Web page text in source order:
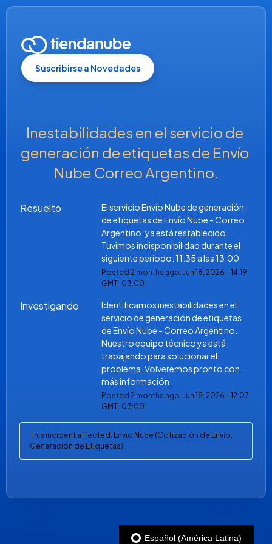
Suscribirse a Novedades
Inestabilidades en el servicio de
generación de etiquetas de Envío
Nube Correo Argentino.
Resuelto
El servicio Envío Nube de generación
de etiquetas de Envío Nube - Correo
Argentino. ya está restablecido.
Tuvimos indisponibilidad durante el
siguiente período: 11:35 a las 13:00
Posted 2months ago. Jun 18, 2026 - 14:19
GMT-03:00
Investigando
Identificamos inestabilidades en el
servicio de generación de etiquetas
de Envío Nube - Correo Argentino.
Nuestro equipo técnico ya está
trabajando para solucionar el
problema. Volveremos pronto con
más información.
Posted 2months ago. Jun 18, 2026 - 12:07
GMT-03:00
This incident affected: Envio Nube (Cotización de Envío,
Generación de Etiquetas).
Español (América Latina)